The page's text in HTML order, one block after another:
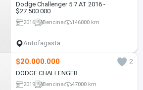
Dodge Challenger 5.7 AT 2016 -
$27.500.000
2016 Bencina 146000 km
Antofagasta
$20.000.000
2
DODGE CHALLENGER
2019 Bencina 47000 km